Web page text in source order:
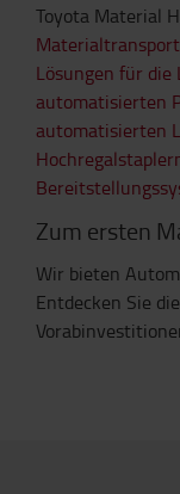
Toyota Material
Lösungen für
automatisierten
automatisierten
Zum ersten
Wir bieten
Entdecken Sie